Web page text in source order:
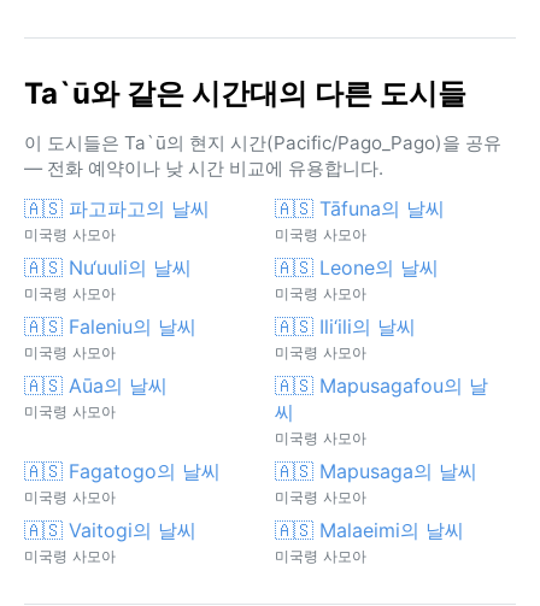
Ta`ū와 같은 시간대의 다른 도시들
이 도시들은 Ta`ū의 현지 시간(Pacific/Pago_Pago)을 공유
— 전화 예약이나 낮 시간 비교에 유용합니다.
🇦🇸 파고파고의 날씨
미국령 사모아
🇦🇸 Tāfuna의 날씨
미국령 사모아
🇦🇸 Nu‘uuli의 날씨
미국령 사모아
🇦🇸 Leone의 날씨
미국령 사모아
🇦🇸 Faleniu의 날씨
미국령 사모아
🇦🇸 Ili‘ili의 날씨
미국령 사모아
🇦🇸 Aūa의 날씨
미국령 사모아
🇦🇸 Mapusagafou의 날
씨
미국령 사모아
🇦🇸 Fagatogo의 날씨
미국령 사모아
🇦🇸 Mapusaga의 날씨
미국령 사모아
🇦🇸 Vaitogi의 날씨
미국령 사모아
🇦🇸 Malaeimi의 날씨
미국령 사모아